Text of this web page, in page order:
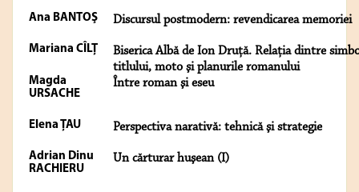
Ana BANTOŞ Discursul postmodern: revendicarea memoriei
Mariana CÎLȚ
Biserica Albă de Ion Druță. Relaţia dintre
titlului, moto şi planurile romanului
Magda
URSACHE
Între roman şi eseu
Elena ŢAU Perspectiva narativă: tehnică şi strategie
Adrian Dinu
RACHIERU
Un cărturar huşean (I)